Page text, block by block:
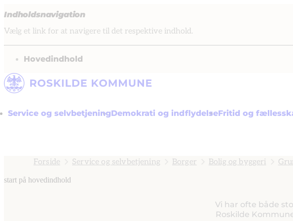
Indholdsnavigation
Vælg et link for at navigere til det respektive indhold.
gå til
Hovedindhold
Service og selvbetjeningDemokrati og indflydelseFritid og
Forside Service og selvbetjening Borger Bolig og byggeri
start på hovedindhold
Vi har ofte både
Roskilde